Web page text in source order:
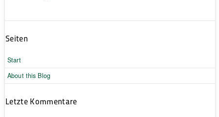
Seiten
Start
About this Blog
Letzte Kommentare